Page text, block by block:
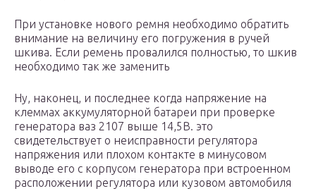
При установке нового ремня необходимо обратить
внимание на величину его погружения в ручей
шкива. Если ремень провалился полностью, то шкив
необходимо так же заменить
Ну, наконец, и последнее когда напряжение на
клеммах аккумуляторной батареи при проверке
генератора ваз 2107 выше 14,5В. это
свидетельствует о неисправности регулятора
напряжения или плохом контакте в минусовом
выводе его с корпусом генератора при встроенном
расположении регулятора или кузовом автомобиля